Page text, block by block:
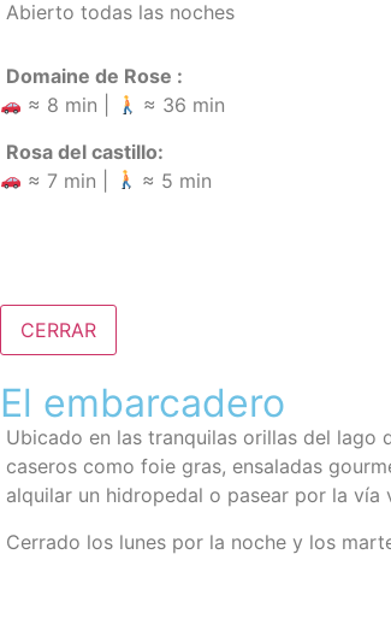
Abierto todas las noches
Domaine de Rose :
≈ 8 min |
≈ 36 min
Rosa del castillo:
≈ 7 min |
≈ 5 min
CERRAR
El embarcadero
Ubicado en las tranquilas orillas del lago
caseros como foie gras, ensaladas
alquilar un hidropedal o pasear por la vía
Cerrado los lunes por la noche y los